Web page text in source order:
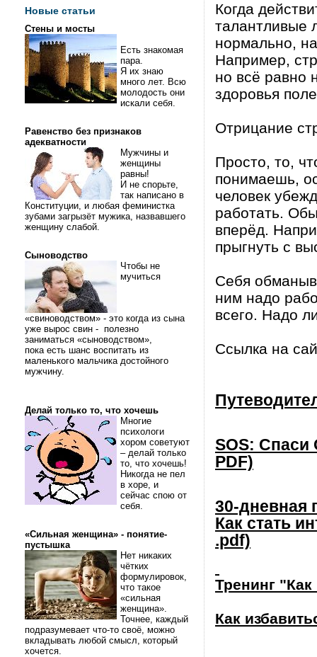
Новые статьи
Стены и мосты
Есть знакомая
пара.
Я их знаю
много лет. Всю
молодость они
искали себя.
Равенство без признаков
адекватности
Мужчины и
женщины
равны!
И не спорьте,
так написано в
Конституции, и любая феминистка
зубами загрызёт мужика, назвавшего
женщину слабой.
Сыноводство
Чтобы не
мучиться
«свиноводством» - это когда из сына
уже вырос свин - полезно
заниматься «сыноводством»,
пока есть шанс воспитать из
маленького мальчика достойного
мужчину.
Делай только то, что хочешь
Многие
психологи
хором советуют
– делай только
то, что хочешь!
Никогда не пел
в хоре, и
сейчас спою от
себя.
«Сильная женщина» - понятие-
пустышка
Нет никаких
чётких
формулировок,
что такое
«сильная
женщина».
Точнее, каждый
подразумевает что-то своё, можно
вкладывать любой смысл, который
хочется.
Когда
талантливые
нормально,
Например,
но всё равно
здоровья
Отрицание
Просто, то,
понимаешь,
человек
работать.
вперёд.
прыгнуть с
Себя
ним надо
всего. Надо
Ссылка на
SOS: Спаси
PDF)
30-дневная
Как стать
.pdf)
Тренинг
Как